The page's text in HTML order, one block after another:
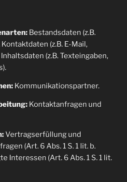
Bestandsdaten (z.B.
(z.B. E-Mail,
(z.B. Texteingaben,
Kommunikationspartner.
Kontaktanfragen und
Vertragserfüllung und
(Art. 6 Abs. 1 S. 1 lit. b.
Interessen (Art. 6 Abs. 1 S. 1 lit.